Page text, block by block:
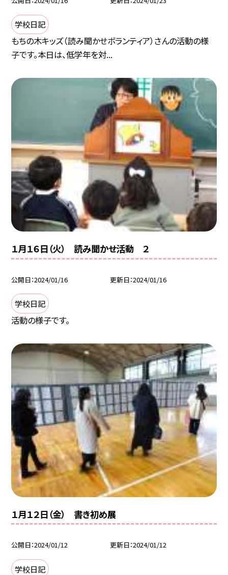
学校日記
もちの木キッズ（読み聞かせボランティア）さんの活動の様
子です。本日は、低学年を対...
１月１６日（火） 読み聞かせ活動 ２
公開日 2024/01/16 更新日 2024/01/16
学校日記
活動の様子です。
１月１２日（金） 書き初め展
公開日 2024/01/12 更新日 2024/01/12
学校日記